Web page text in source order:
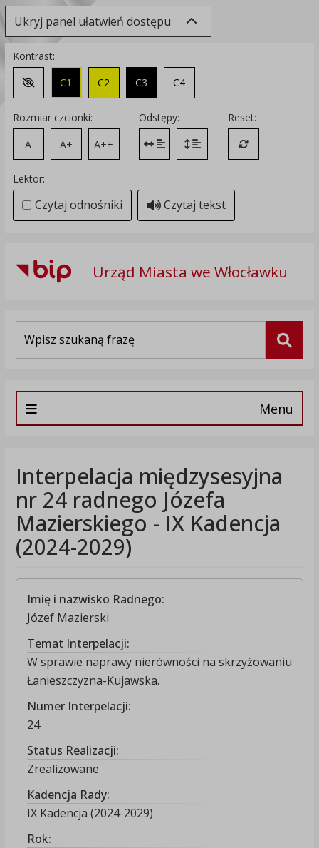
Ukryj panel ułatwień dostępu
Kontrast:
Zmień kontrast na domyślny
C1 C2 C3 C4
Rozmiar czcionki:
A
A+ A++
Odstępy:
Zmień odstęp między literami
Zmień interlinię i margines
Reset:
Przywróć
Lektor:
Czytaj odnośniki Czytaj tekst
Urząd Miasta we Włocławku
Menu
Interpelacja międzysesyjna
nr 24 radnego Józefa
Mazierskiego - IX Kadencja
(2024-2029)
Imię i nazwisko Radnego:
Józef Mazierski
Temat Interpelacji:
W sprawie naprawy nierówności na skrzyżowaniu
Łanieszczyzna-Kujawska.
Numer Interpelacji:
24
Status Realizacji:
Zrealizowane
Kadencja Rady:
IX Kadencja (2024-2029)
Rok: